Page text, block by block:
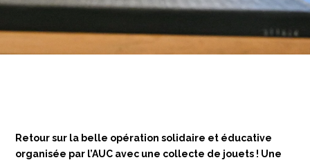
Retour sur la belle opération solidaire et éducative
organisée par l’AUC avec une collecte de jouets ! Une